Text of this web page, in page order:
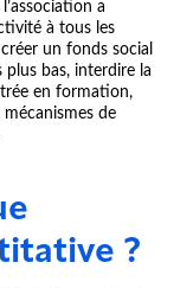
a
à tous les
un fonds social
plus bas, interdire la
en formation,
de
?